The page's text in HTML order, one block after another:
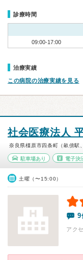
診療時間
09:00-17:00
治療実績
この病院の治療実績を見る
社会医療法人
奈良県橿原市四条町（畝傍駅
駐車場あり 電子決
土曜（〜15:00）
9
アク